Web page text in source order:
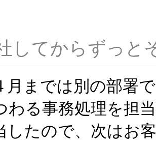
してからずっと
月までは別の部署
わる事務処理を担
したので、次はお